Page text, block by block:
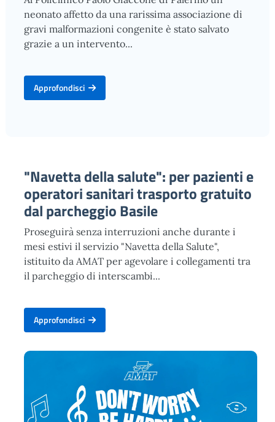
neonato affetto da una rarissima associazione di
gravi malformazioni congenite è stato salvato
grazie a un intervento...
Approfondisci
"Navetta della salute": per pazienti e
operatori sanitari trasporto gratuito
dal parcheggio Basile
Proseguirà senza interruzioni anche durante i
mesi estivi il servizio "Navetta della Salute",
istituito da AMAT per agevolare i collegamenti tra
il parcheggio di interscambi...
Approfondisci